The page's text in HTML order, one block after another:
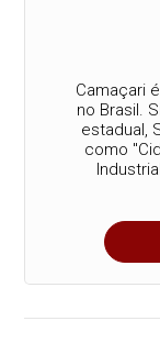
Camaçari
no Brasil.
estadual,
como